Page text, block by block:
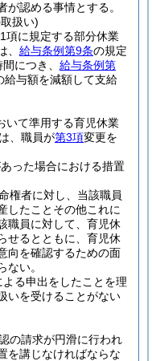
認める事情とする。
扱い)
項に規定する部分休業
給与条例第9条の規定
につき、 給与条例第
給与額を減額して支給
いて準用する育児休業
、職員が第3項変更を
った場合における措置
権者に対し、当該職員
したことその他これに
職員に対して、育児休
せるとともに、育児休
向を確認するための面
ない。
よる申出をしたことを理
いを受けることがない
の請求が円滑に行われ
を講じなければならな